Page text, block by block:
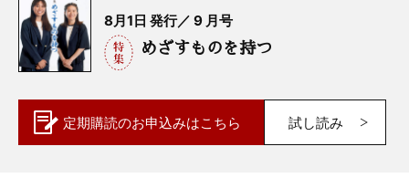
8月1日 発行／ 9 月号
めざすものを持つ
定期購読のお申込みはこちら 試し読み